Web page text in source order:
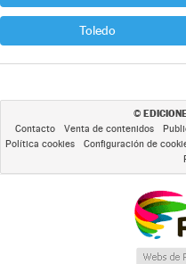
Toledo
©
Contacto Venta de contenidos
Política cookies
Configuración de